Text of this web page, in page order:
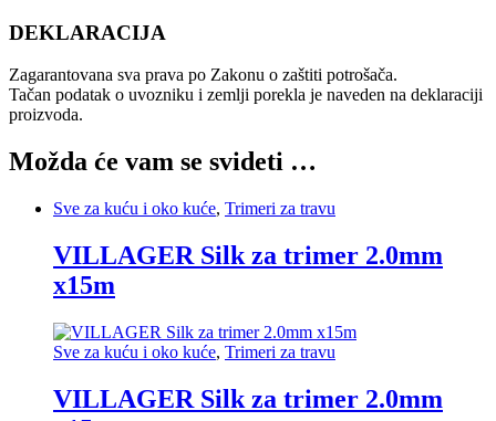
DEKLARACIJA
Zagarantovana sva prava po Zakonu o zaštiti potrošača.
Tačan podatak o uvozniku i zemlji porekla je naveden na deklaraciji
proizvoda.
Možda će vam se svideti …
Sve za kuću i oko kuće, Trimeri za travu
VILLAGER Silk za trimer 2.0mm
x15m
Sve za kuću i oko kuće, Trimeri za travu
VILLAGER Silk za trimer 2.0mm